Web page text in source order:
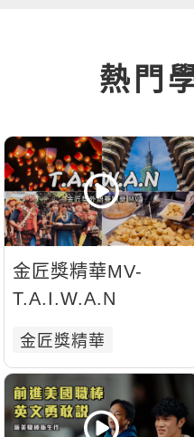
熱門
金匠獎精華MV-
T.A.I.W.A.N
金匠獎精華